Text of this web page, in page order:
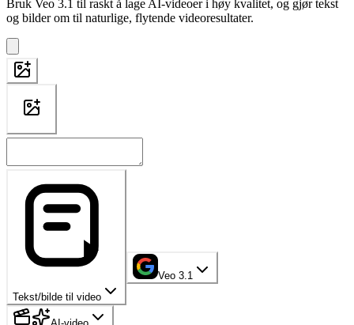
Bruk Veo 3.1 til raskt å lage AI-videoer i høy kvalitet, og gjør tekst
og bilder om til naturlige, flytende videoresultater.
Tekst/bilde til video
Veo 3.1